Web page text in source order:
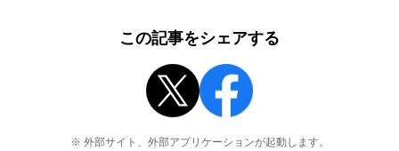
この記事をシェアする
※ 外部サイト、外部アプリケーションが起動します。